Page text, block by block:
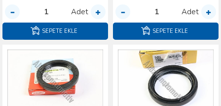
Adet
SEPETE EKLE
Adet
SEPETE EKLE